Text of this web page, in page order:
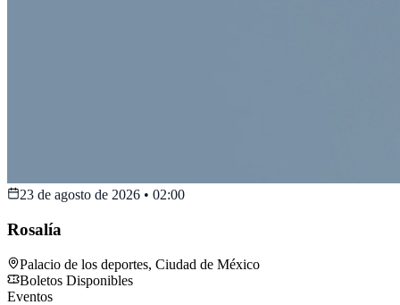
23 de agosto de 2026 • 02:00
Rosalía
Palacio de los deportes, Ciudad de México
Boletos Disponibles
Eventos